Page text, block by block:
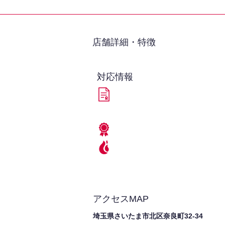
​店舗詳細・特徴
対応情報
アクセスMAP
埼玉県さいたま市北区奈良町32-34